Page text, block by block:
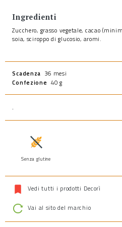
Ingredienti
Zucchero, grasso vegetale, cacao
soia, sciroppo di glucosio, aromi.
Scadenza 36 mesi
Confezione 40 g
.
Senza glutine
Vedi tutti i prodotti Decorì
Vai al sito del marchio